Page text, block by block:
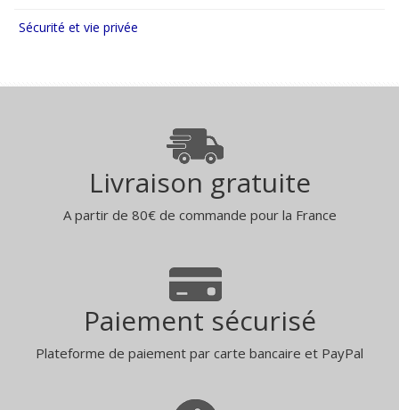
Sécurité et vie privée
Livraison gratuite
A partir de 80€ de commande pour la France
Paiement sécurisé
Plateforme de paiement par carte bancaire et PayPal